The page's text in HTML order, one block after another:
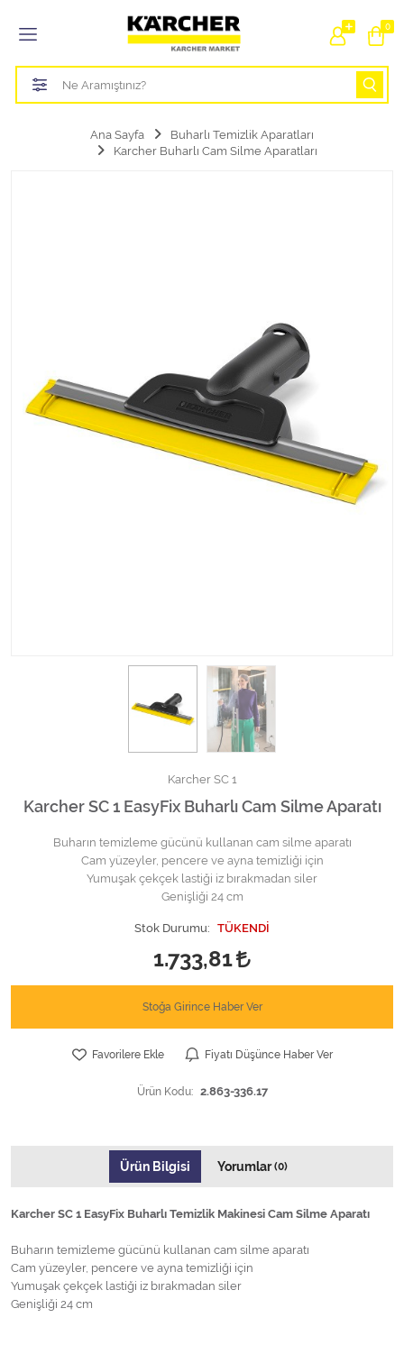
0
Tüm Kategoriler
Bahçe Sulama Ürünleri
Buharlı Temizlik Aparatları
Zemin Temizlik Makine Parçaları
Kimyasallar Deterjanlar
Ana Sayfa
Buharlı Temizlik Aparatları
Karcher Buharlı Cam Silme Aparatları
Karcher SC 1
Karcher SC 1 EasyFix Buharlı Cam Silme Aparatı
Buharın temizleme gücünü kullanan cam silme aparatı
Cam yüzeyler, pencere ve ayna temizliği için
Yumuşak çekçek lastiği iz bırakmadan siler
Genişliği 24 cm
Stok Durumu: TÜKENDİ
1.733,81
Stoğa Girince Haber Ver
Favorilere Ekle Fiyatı Düşünce Haber Ver
Ürün Kodu: 2.863-336.17
Ürün Bilgisi Yorumlar(0)
Karcher SC 1 EasyFix Buharlı Temizlik Makinesi Cam Silme Aparatı
Buharın temizleme gücünü kullanan cam silme aparatı
Cam yüzeyler, pencere ve ayna temizliği için
Yumuşak çekçek lastiği iz bırakmadan siler
Genişliği 24 cm